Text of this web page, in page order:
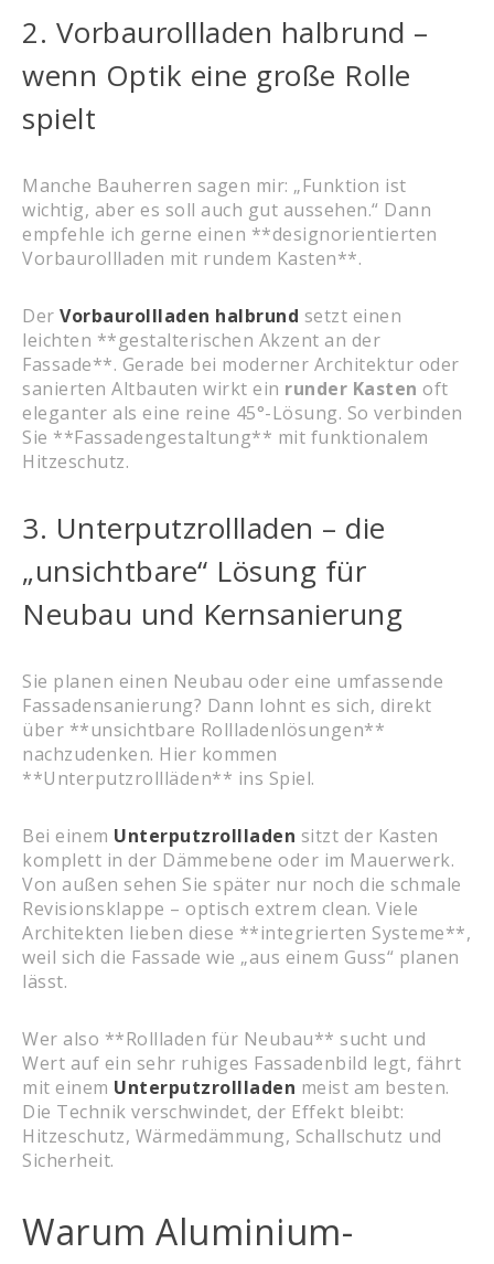
2. Vorbaurollladen halbrund –
wenn Optik eine große Rolle
spielt
Manche Bauherren sagen mir: „Funktion ist
wichtig, aber es soll auch gut aussehen.“ Dann
empfehle ich gerne einen **designorientierten
Vorbaurollladen mit rundem Kasten**.
Der Vorbaurollladen halbrund setzt einen
leichten **gestalterischen Akzent an der
Fassade**. Gerade bei moderner Architektur oder
sanierten Altbauten wirkt ein runder Kasten oft
eleganter als eine reine 45°-Lösung. So verbinden
Sie **Fassadengestaltung** mit funktionalem
Hitzeschutz.
3. Unterputzrollladen – die
„unsichtbare“ Lösung für
Neubau und Kernsanierung
Sie planen einen Neubau oder eine umfassende
Fassadensanierung? Dann lohnt es sich, direkt
über **unsichtbare Rollladenlösungen**
nachzudenken. Hier kommen
**Unterputzrollläden** ins Spiel.
Bei einem Unterputzrollladen sitzt der Kasten
komplett in der Dämmebene oder im Mauerwerk.
Von außen sehen Sie später nur noch die schmale
Revisionsklappe – optisch extrem clean. Viele
Architekten lieben diese **integrierten Systeme**,
weil sich die Fassade wie „aus einem Guss“ planen
lässt.
Wer also **Rollladen für Neubau** sucht und
Wert auf ein sehr ruhiges Fassadenbild legt, fährt
mit einem Unterputzrollladen meist am besten.
Die Technik verschwindet, der Effekt bleibt:
Hitzeschutz, Wärmedämmung, Schallschutz und
Sicherheit.
Warum Aluminium-